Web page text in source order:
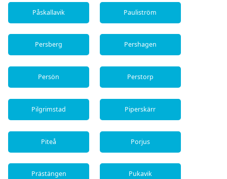
Påskallavik Pauliström
Persberg Pershagen
Persön Perstorp
Pilgrimstad Piperskärr
Piteå Porjus
Prästängen Pukavik